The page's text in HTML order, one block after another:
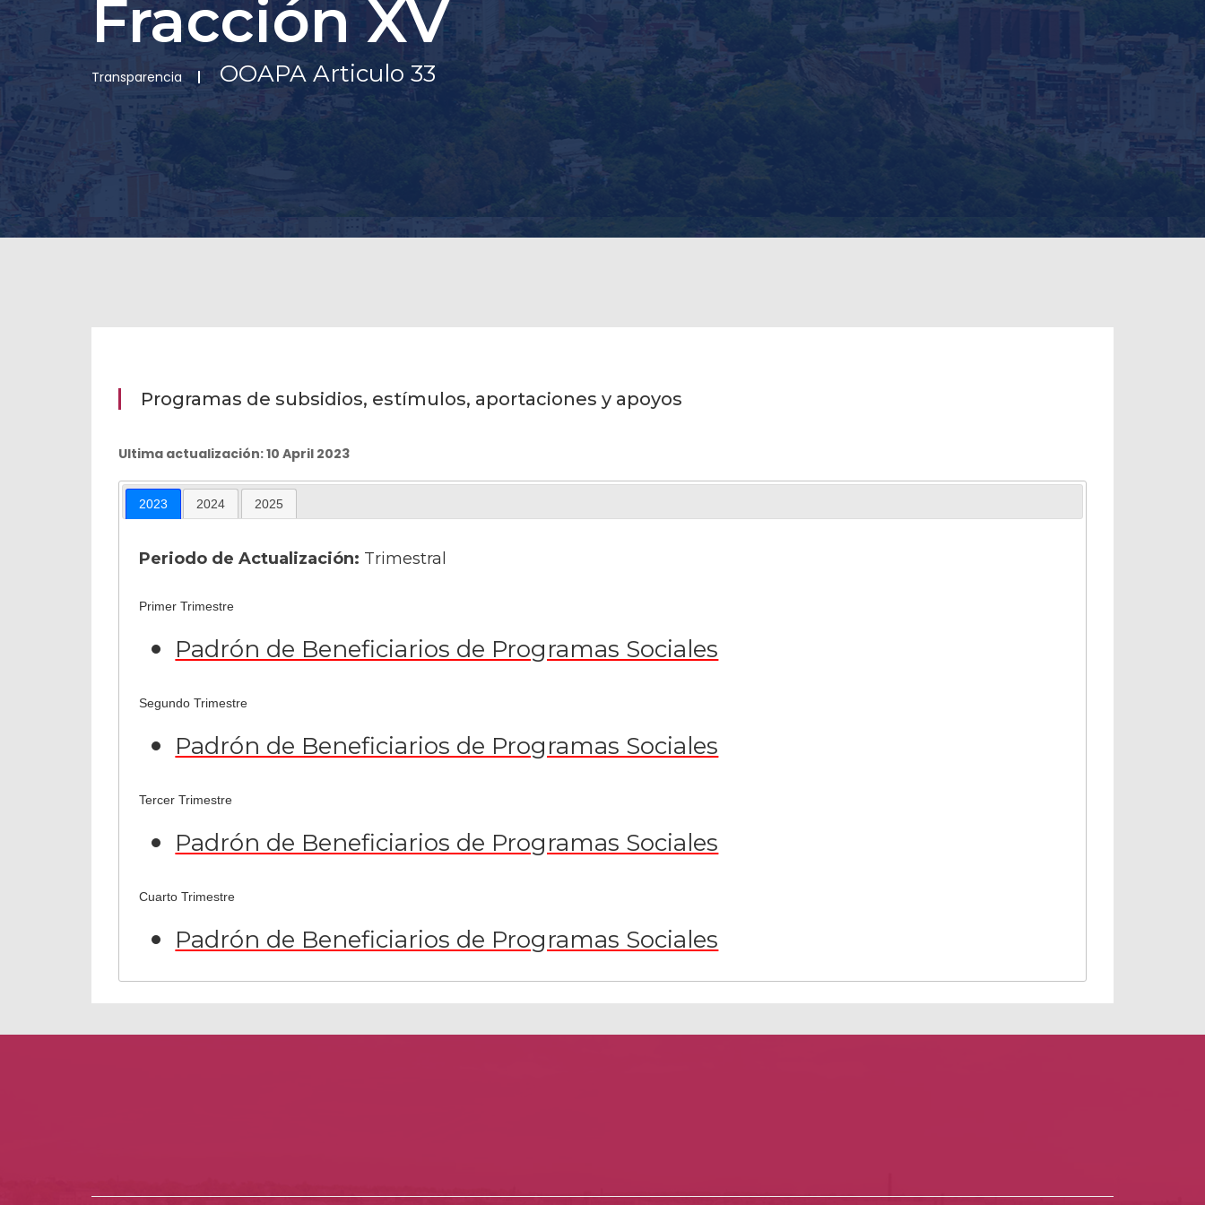
Fracción XV
Transparencia OOAPA Articulo 33
Programas de subsidios, estímulos, aportaciones y apoyos
Ultima actualización: 10 April 2023
2023 2024 2025
Periodo de Actualización: Trimestral
Primer Trimestre
Padrón de Beneficiarios de Programas Sociales
Segundo Trimestre
Padrón de Beneficiarios de Programas Sociales
Tercer Trimestre
Padrón de Beneficiarios de Programas Sociales
Cuarto Trimestre
Padrón de Beneficiarios de Programas Sociales